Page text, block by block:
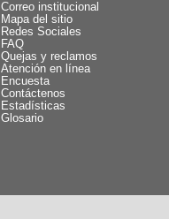
Correo institucional
Mapa del sitio
Redes Sociales
FAQ
Quejas y reclamos
Atención en línea
Encuesta
Contáctenos
Estadísticas
Glosario